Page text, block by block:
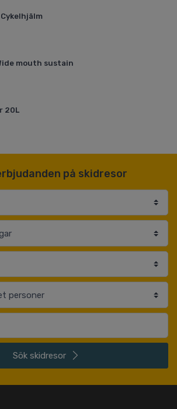
mouth sustain
20L
på skidresor
Sök skidresor